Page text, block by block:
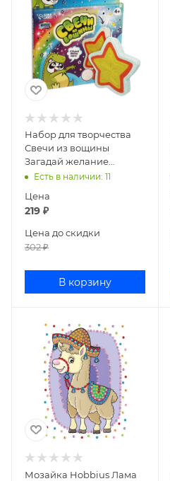
Набор для творчества
Свечи из вощины
Загадай желание
7085516
Есть в наличии: 11
Цена
219 ₽
Цена до скидки
302₽
В корзину
Мозайка Hobbius Лама